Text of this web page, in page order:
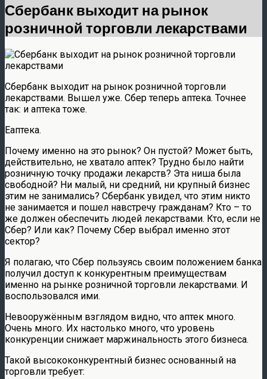
Сбербанк выходит на рынок
розничной торговли лекарствами
Сбербанк выходит на рынок розничной торговли
лекарствами. Вышел уже. Сбер теперь аптека. Точнее
так: и аптека тоже.
Еаптека.
Почему именно на это рынок? Он пустой? Может быть,
действительно, не хватало аптек? Трудно было найти
розничную точку продажи лекарств? Эта ниша была
свободной? Ни малый, ни средний, ни крупный бизнес
этим не занимались? Сбербанк увидел, что этим никто
не занимается и пошел навстречу гражданам? Кто – то
же должен обеспечить людей лекарствами. Кто, если не
Сбер? Или как? Почему Сбер выбрал именно этот
сектор?
Я полагаю, что Сбер пользуясь своим положением банка
получил доступ к конкурентным преимуществам
именно на рынке розничной торговли лекарствами. И
воспользовался ими.
Невооружённым взглядом видно, что аптек много.
Очень много. Их настолько много, что уровень
конкуренции снижает маржинальность этого бизнеса.
Такой высококонкурентный бизнес основанный на
торговли требует: